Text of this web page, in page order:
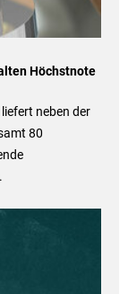
Höchstnote
neben der
80